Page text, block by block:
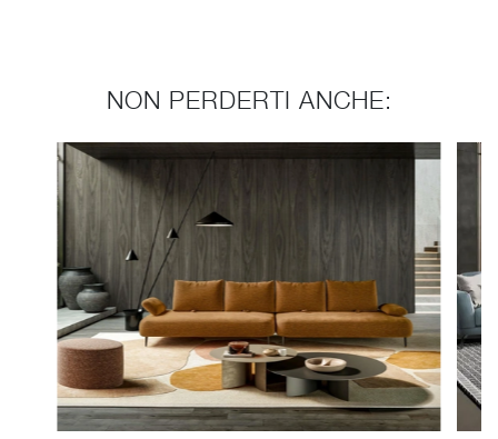
NON PERDERTI ANCHE: